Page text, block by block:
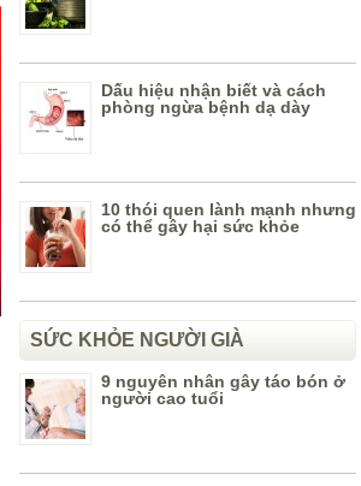
Dấu hiệu nhận biết và cách
phòng ngừa bệnh dạ dày
10 thói quen lành mạnh nhưng
có thể gây hại sức khỏe
SỨC KHỎE NGƯỜI GIÀ
9 nguyên nhân gây táo bón ở
người cao tuổi